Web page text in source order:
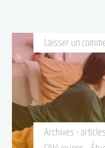
Archives -
Laisser un